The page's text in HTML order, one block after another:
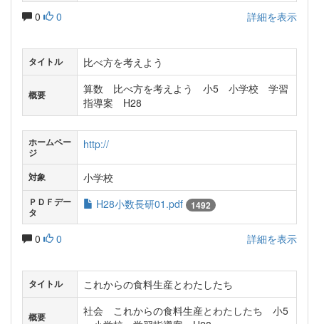
0 0 詳細を表示
タイトル 比べ方を考えよう
概要
算数 比べ方を考えよう 小5 小学校 学習
指導案 H28
ホームペー
ジ
http://
対象 小学校
ＰＤＦデー
タ
H28小数長研01.pdf 1492
0 0 詳細を表示
タイトル これからの食料生産とわたしたち
概要
社会 これからの食料生産とわたしたち 小5